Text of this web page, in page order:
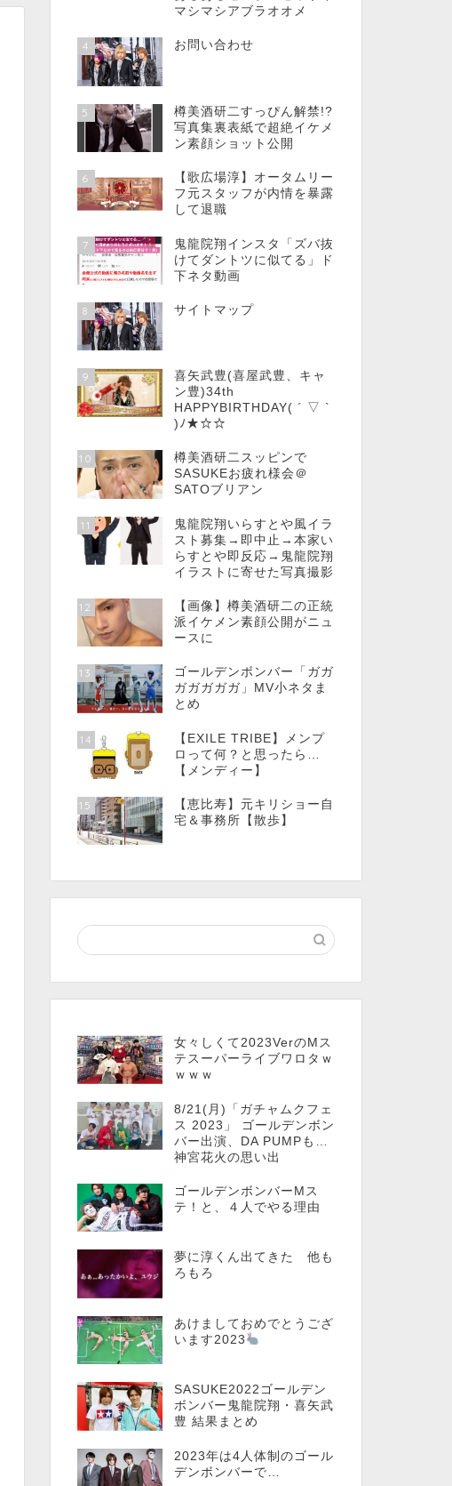
マシマシアブラオオメ
4 お問い合わせ
5
樽美酒研二すっぴん解禁!?
写真集裏表紙で超絶イケメ
ン素顔ショット公開
6
【歌広場淳】オータムリー
フ元スタッフが内情を暴露
して退職
7
鬼龍院翔インスタ「ズバ抜
けてダントツに似てる」ド
下ネタ動画
8 サイトマップ
9
喜矢武豊(喜屋武豊、キャ
ン豊)34th
HAPPYBIRTHDAY( ´ ▽ `
)ﾉ★☆☆
10
樽美酒研二スッピンで
SASUKEお疲れ様会＠
SATOブリアン
11
鬼龍院翔いらすとや風イラ
スト募集→即中止→本家い
らすとや即反応→鬼龍院翔
イラストに寄せた写真撮影
12
【画像】樽美酒研二の正統
派イケメン素顔公開がニュ
ースに
13
ゴールデンボンバー「ガガ
ガガガガガ」MV小ネタま
とめ
14
【EXILE TRIBE】メンプ
ロって何？と思ったら…
【メンディー】
15
【恵比寿】元キリショー自
宅＆事務所【散歩】
女々しくて2023VerのMス
テスーパーライブワロタｗ
ｗｗｗ
8/21(月)「ガチャムクフェ
ス 2023」 ゴールデンボン
バー出演、DA PUMPも…
神宮花火の思い出
ゴールデンボンバーMス
テ！と、４人でやる理由
夢に淳くん出てきた 他も
ろもろ
あけましておめでとうござ
います2023
SASUKE2022ゴールデン
ボンバー鬼龍院翔・喜矢武
豊 結果まとめ
2023年は4人体制のゴール
デンボンバーで…